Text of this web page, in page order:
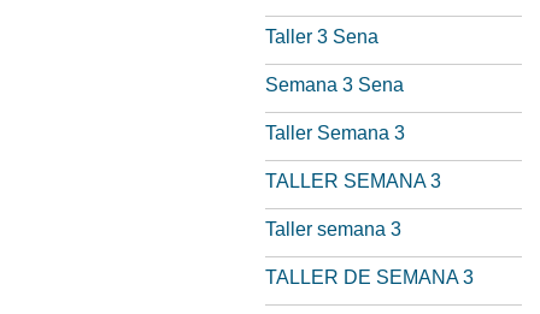
Taller 3 Sena
Semana 3 Sena
Taller Semana 3
TALLER SEMANA 3
Taller semana 3
TALLER DE SEMANA 3